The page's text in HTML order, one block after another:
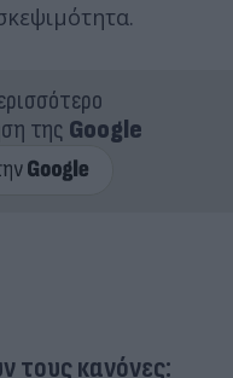
της Google
τους κανόνες: